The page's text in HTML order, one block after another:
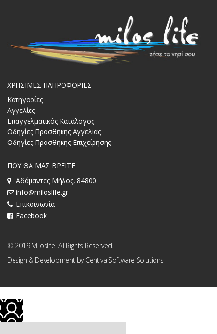
ΧΡΗΣΙΜΕΣ ΠΛΗΡΟΦΟΡΙΕΣ
Κατηγορίες
Αγγελίες
Επαγγελματικός Κατάλογος
Οδηγίες Προσθήκης Αγγελίας
Οδηγίες Προσθήκης Επιχείρησης
ΠΟΥ ΘΑ ΜΑΣ ΒΡΕΙΤΕ
Αδάμαντας Μήλος, 84800
info@miloslife.gr
Επικοινωνία
Facebook
© 2019 Miloslife. All Rights Reserved.
Design & Development byCentiva Software Solutions